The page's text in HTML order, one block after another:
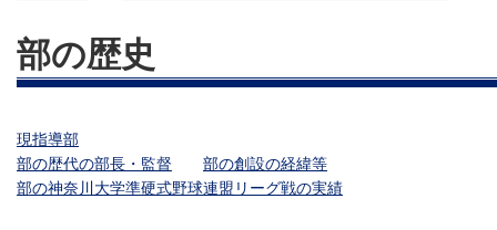
部の歴史
現指導部
部の歴代の部長・監督
部の創設の経緯等
部の神奈川大学準硬式野球連盟リーグ戦の実績